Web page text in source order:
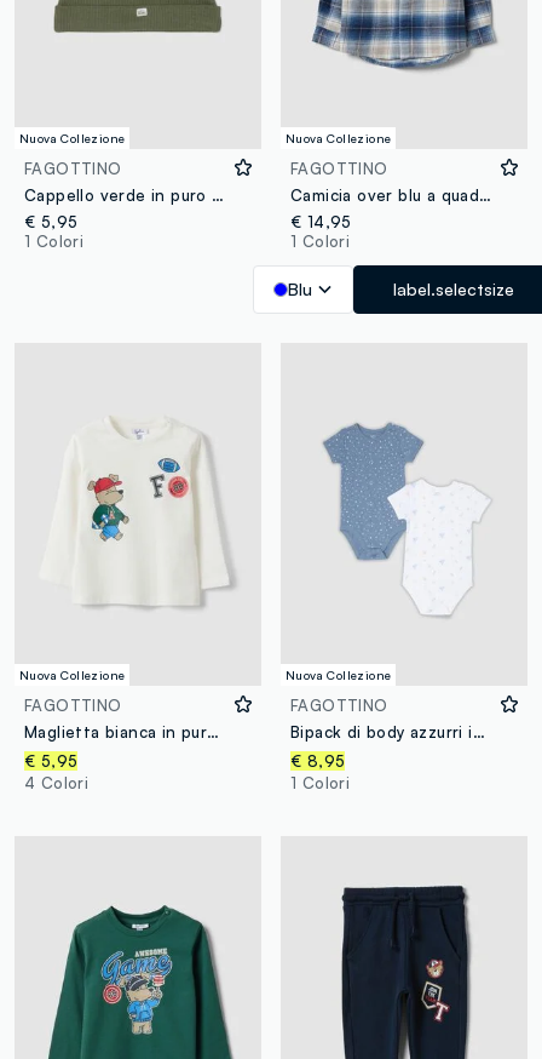
Nuova Collezione
FAGOTTINO
Cappello verde in puro cotone organico a coste per neonati
€ 5,95
1 Colori
Nuova Collezione
FAGOTTINO
Camicia over blu a quadri con cappuccio in puro cotone per bimbo
€ 14,95
1 Colori
Blu label.selectsize
Nuova Collezione
FAGOTTINO
Maglietta bianca in puro cotone organico con stampa cagnolino per bimbo
€ 5,95
4 Colori
Nuova Collezione
FAGOTTINO
Bipack di body azzurri in cotone organico a maniche corte
€ 8,95
1 Colori